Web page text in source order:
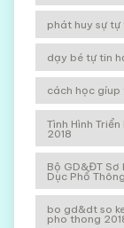
phát huy sự
dạy bé tự tin
cách học gíup
Tình Hình
2018
Bộ GD&ĐT Sơ
Dục Phổ
bo gd&dt so
pho thong